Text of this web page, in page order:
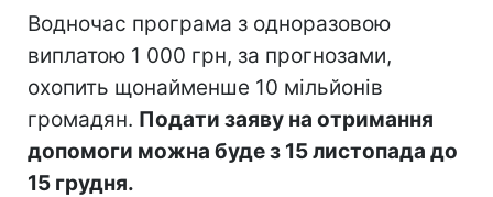
Водночас програма з одноразовою
виплатою 1 000 грн, за прогнозами,
охопить щонайменше 10 мільйонів
громадян. Подати заяву на отримання
допомоги можна буде з 15 листопада до
15 грудня.